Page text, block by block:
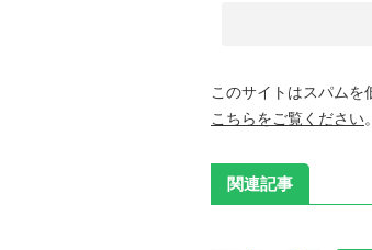
このサイトはスパムを
こちらをご覧ください。
関連記事